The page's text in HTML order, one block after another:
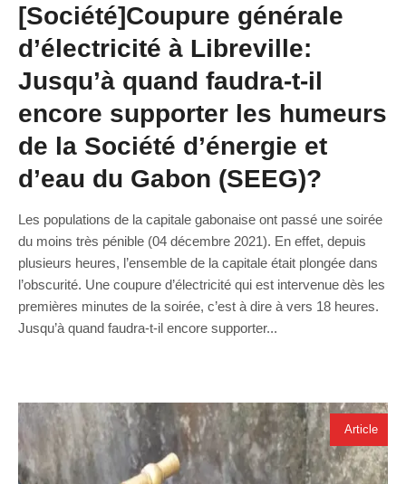
[Société]Coupure générale
d’électricité à Libreville:
Jusqu’à quand faudra-t-il
encore supporter les humeurs
de la Société d’énergie et
d’eau du Gabon (SEEG)?
Les populations de la capitale gabonaise ont passé une soirée
du moins très pénible (04 décembre 2021). En effet, depuis
plusieurs heures, l’ensemble de la capitale était plongée dans
l’obscurité. Une coupure d’électricité qui est intervenue dès les
premières minutes de la soirée, c’est à dire à vers 18 heures.
Jusqu’à quand faudra-t-il encore supporter...
Article